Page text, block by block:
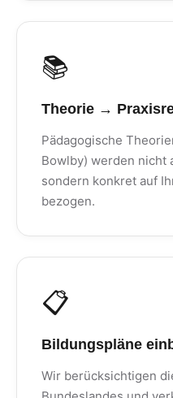
📚
Theorie →
Pädagogische
Bowlby) werden nicht
sondern konkret auf
bezogen.
📋
Bildungspläne
Wir berücksichtigen